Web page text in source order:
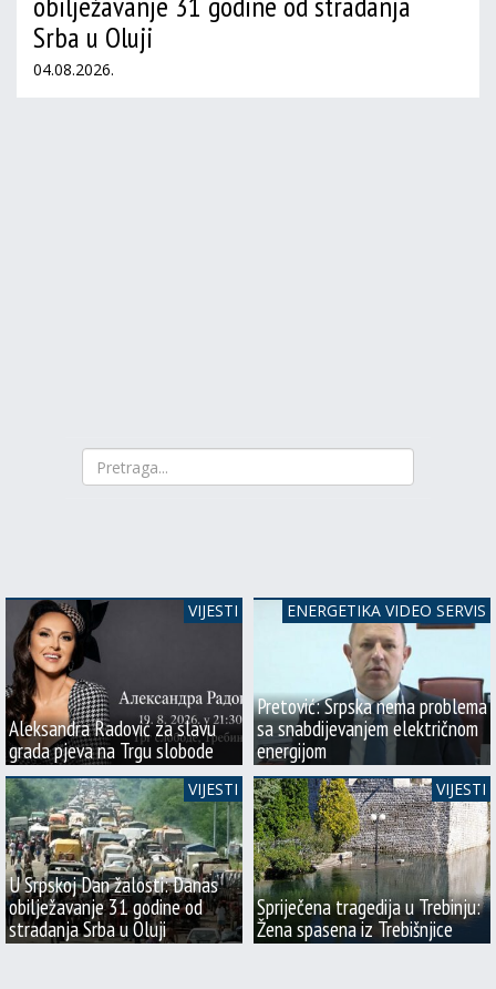
Srba u Oluji
04.08.2026.
Aleksandra Radović za slavu
grada pjeva na Trgu slobode
VIJESTI
Pretović: Srpska nema problema
sa snabdijevanjem električnom
energijom
ENERGETIKA VIDEO SERVIS
U Srpskoj Dan žalosti: Danas
obilježavanje 31 godine od
stradanja Srba u Oluji
VIJESTI
Spriječena tragedija u Trebinju:
Žena spasena iz Trebišnjice
VIJESTI